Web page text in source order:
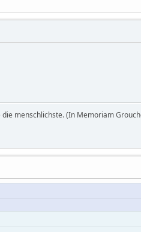
menschlichste. (In Memoriam